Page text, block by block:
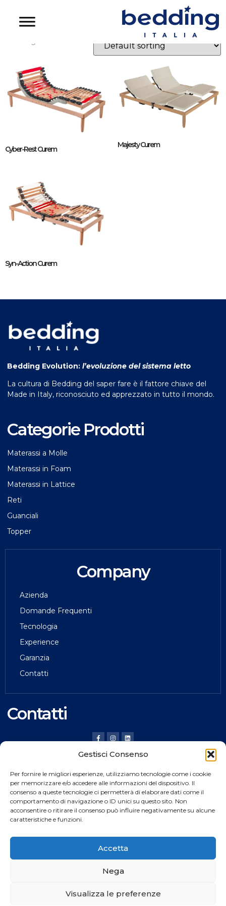
Gestisci Consenso
Per fornire le migliori esperienze, utilizziamo tecnologie come i cookie
per memorizzare e/o accedere alle informazioni del dispositivo. Il
consenso a queste tecnologie ci permetterà di elaborare dati come il
comportamento di navigazione o ID unici su questo sito. Non
acconsentire o ritirare il consenso può influire negativamente su alcune
caratteristiche e funzioni.
Accetta
Nega
Visualizza le preferenze
Reti Curem
Cyber-Rest Curem Majesty Curem
Syn-Action Curem
Bedding Evolution: l’evoluzione del sistema letto
La cultura di Bedding del saper fare è il fattore chiave del
Made in Italy, riconosciuto ed apprezzato in tutto il mondo.
Categorie Prodotti
Materassi a Molle
Materassi in Foam
Materassi in Lattice
Reti
Guanciali
Topper
Company
Azienda
Domande Frequenti
Tecnologia
Experience
Garanzia
Contatti
Contatti
HILDING ANDERS ITALY SRL
Via Verona, 20 36020 Pove del Grappa (VI) Italy
Tel.+39 0424 8008
Fax +39 0424 800926
Catalogo Prodotti